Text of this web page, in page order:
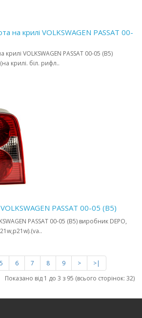
на крилі VOLKSWAGEN PASSAT 00-
VOLKSWAGEN PASSAT 00-05 (B5)
крилі. біл. рифл..
PASSAT 00-05 (B5)
PASSAT 00-05 (B5) виробник DEPO,
5 6 7 8 9 >
>|
Показано від 1 до 3 з 95 (всього сторінок: 32)